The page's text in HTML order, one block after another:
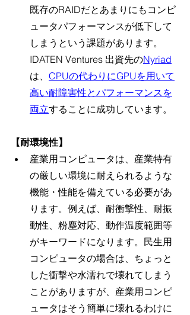
既存のRAIDだとあまりにもコンピ
ュータパフォーマンスが低下して
しまうという課題があります。
IDATEN Ventures 出資先のNyriad
は、 CPUの代わりにGPUを用いて
高い耐障害性とパフォーマンスを
両立することに成功しています。
【耐環境性】
産業用コンピュータは、産業特有
の厳しい環境に耐えられるような
機能・性能を備えている必要があ
ります。例えば、耐衝撃性、耐振
動性、粉塵対応、動作温度範囲等
がキーワードになります。民生用
コンピュータの場合は、ちょっと
した衝撃や水濡れで壊れてしまう
ことがありますが、産業用コンピ
ュータはそう簡単に壊れるわけに